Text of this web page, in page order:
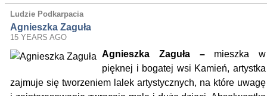
Ludzie Podkarpacia
Agnieszka Zaguła
15 YEARS AGO
Agnieszka Zaguła – mieszka w
pięknej i bogatej wsi Kamień, artystka
zajmuje się tworzeniem lalek artystycznych, na które uwagę